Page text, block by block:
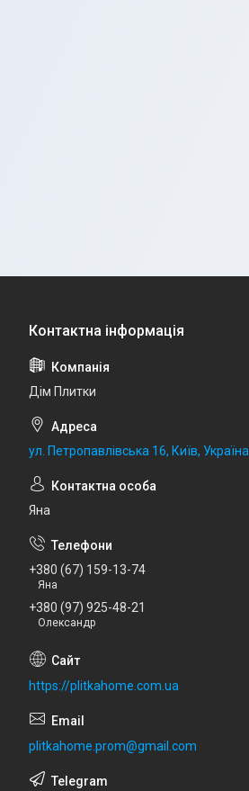
Дім Плитки
ул. Петропавлівська 16, Київ, Україна
Яна
+380 (67) 159-13-74
Яна
+380 (97) 925-48-21
Олександр
https://plitkahome.com.ua
plitkahome.prom@gmail.com